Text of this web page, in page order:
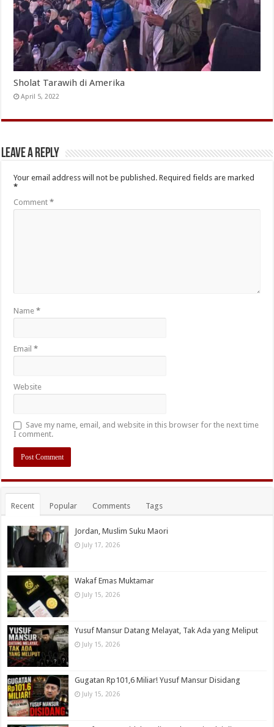
Sholat Tarawih di Amerika
April 5, 2022
Leave a Reply
Your email address will not be published. Required fields are marked
*
Comment*
Name*
Email*
Website
Save my name, email, and website in this browser for the next time
I comment.
Recent Popular Comments Tags
Jordan, Muslim Suku Maori
July 17, 2026
Wakaf Emas Muktamar
July 15, 2026
Yusuf Mansur Datang Melayat, Tak Ada yang Meliput
July 15, 2026
Gugatan Rp101,6 Miliar! Yusuf Mansur Disidang
July 15, 2026